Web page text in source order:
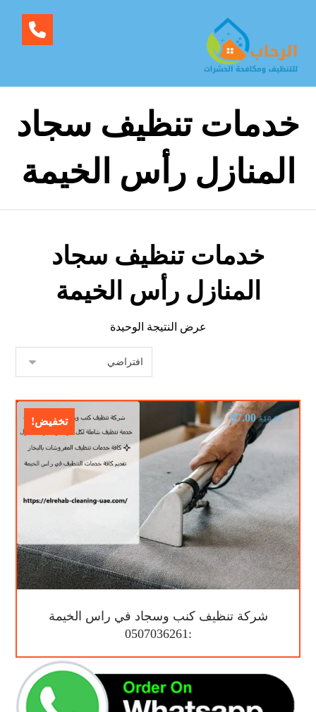
خدمات تنظيف سجاد
المنازل رأس الخيمة
خدمات تنظيف سجاد
المنازل رأس الخيمة
عرض النتيجة الوحيدة
تخفيض!
شركة تنظيف كنب وسجاد في راس الخيمة
:0507036261
$10.00
$7.00